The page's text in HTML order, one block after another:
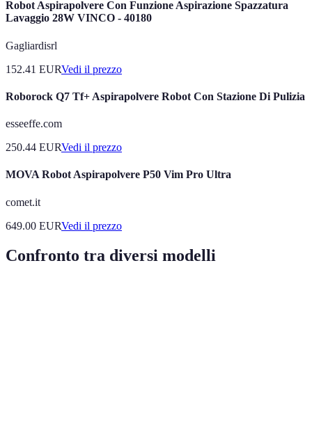
Robot Aspirapolvere Con Funzione Aspirazione Spazzatura
Lavaggio 28W VINCO - 40180
Gagliardisrl
152.41 EURVedi il prezzo
Roborock Q7 Tf+ Aspirapolvere Robot Con Stazione Di Pulizia
esseeffe.com
250.44 EURVedi il prezzo
MOVA Robot Aspirapolvere P50 Vim Pro Ultra
comet.it
649.00 EURVedi il prezzo
Confronto tra diversi modelli